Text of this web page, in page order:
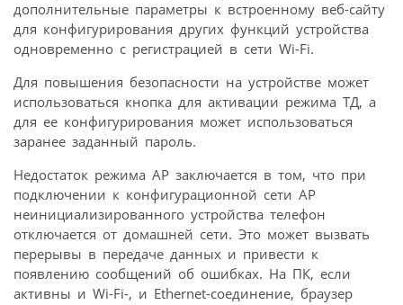
дополнительные параметры к встроенному веб-сайту
для конфигурирования других функций устройства
одновременно с регистрацией в сети Wi-Fi.
Для повышения безопасности на устройстве может
использоваться кнопка для активации режима ТД, а
для ее конфигурирования может использоваться
заранее заданный пароль.
Недостаток режима AP заключается в том, что при
подключении к конфигурационной сети AP
неинициализированного устройства телефон
отключается от домашней сети. Это может вызвать
перерывы в передаче данных и привести к
появлению сообщений об ошибках. На ПК, если
активны и Wi-Fi-, и Ethernet-соединение, браузер